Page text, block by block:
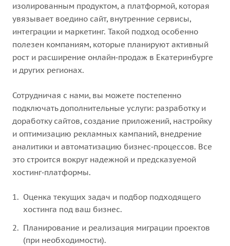
изолированным продуктом, а платформой, которая
увязывает воедино сайт, внутренние сервисы,
интеграции и маркетинг. Такой подход особенно
полезен компаниям, которые планируют активный
рост и расширение онлайн‑продаж в Екатеринбурге
и других регионах.
Сотрудничая с нами, вы можете постепенно
подключать дополнительные услуги: разработку и
доработку сайтов, создание приложений, настройку
и оптимизацию рекламных кампаний, внедрение
аналитики и автоматизацию бизнес‑процессов. Все
это строится вокруг надежной и предсказуемой
хостинг‑платформы.
Оценка текущих задач и подбор подходящего
хостинга под ваш бизнес.
Планирование и реализация миграции проектов
(при необходимости).